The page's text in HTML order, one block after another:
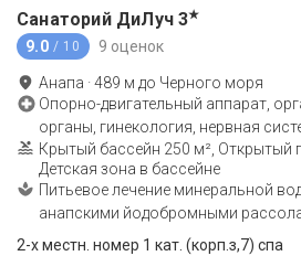
Санаторий ДиЛуч 3★
9.0 / 10 9 оценок
Анапа ·489 м до Черного моря
Опорно-двигательный аппарат,
органы, гинекология, нервная
Крытый бассейн 250 м², Открытый
Детская зона в бассейне
Питьевое лечение минеральной
анапскими йодобромными
2-х местн. номер 1 кат. (корп.з,7) спа